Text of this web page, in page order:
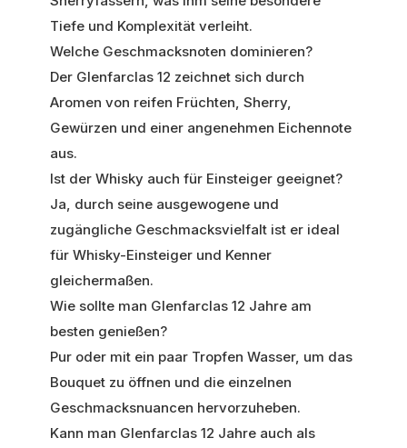
Tiefe und Komplexität verleiht.
Welche Geschmacksnoten dominieren?
Der Glenfarclas 12 zeichnet sich durch
Aromen von reifen Früchten, Sherry,
Gewürzen und einer angenehmen Eichennote
aus.
Ist der Whisky auch für Einsteiger geeignet?
Ja, durch seine ausgewogene und
zugängliche Geschmacksvielfalt ist er ideal
für Whisky-Einsteiger und Kenner
gleichermaßen.
Wie sollte man Glenfarclas 12 Jahre am
besten genießen?
Pur oder mit ein paar Tropfen Wasser, um das
Bouquet zu öffnen und die einzelnen
Geschmacksnuancen hervorzuheben.
Kann man Glenfarclas 12 Jahre auch als